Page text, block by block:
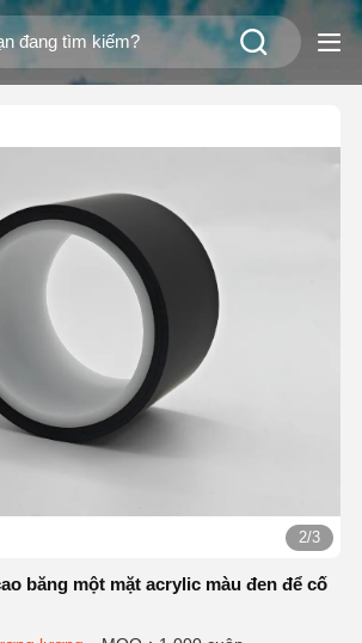
2/3
băng một mặt acrylic màu đen để cố